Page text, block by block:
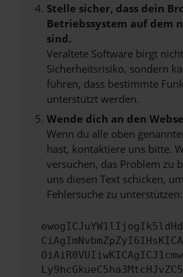
Stelle sicher, dass dein
Betriebssystem auf dem
sind.
Veraltete Software birgt
Sicherheitsrisiko, sondern
führen, dass bestimmte
unterstützt werden.
Wende dich an den
Wenn du alle oben
hast, kontaktiere uns bitte.
versuchen, das Problem zu
uns diesen Text schicken,
Fehlersuche zu unterstützen: